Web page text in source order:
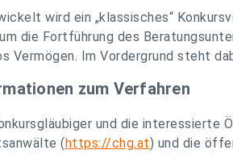
wird ein „klassisches“
die Fortführung des
Vermögen. Im Vordergrund steht
zum Verfahren
und die interessierte
(https://chg.at) und die